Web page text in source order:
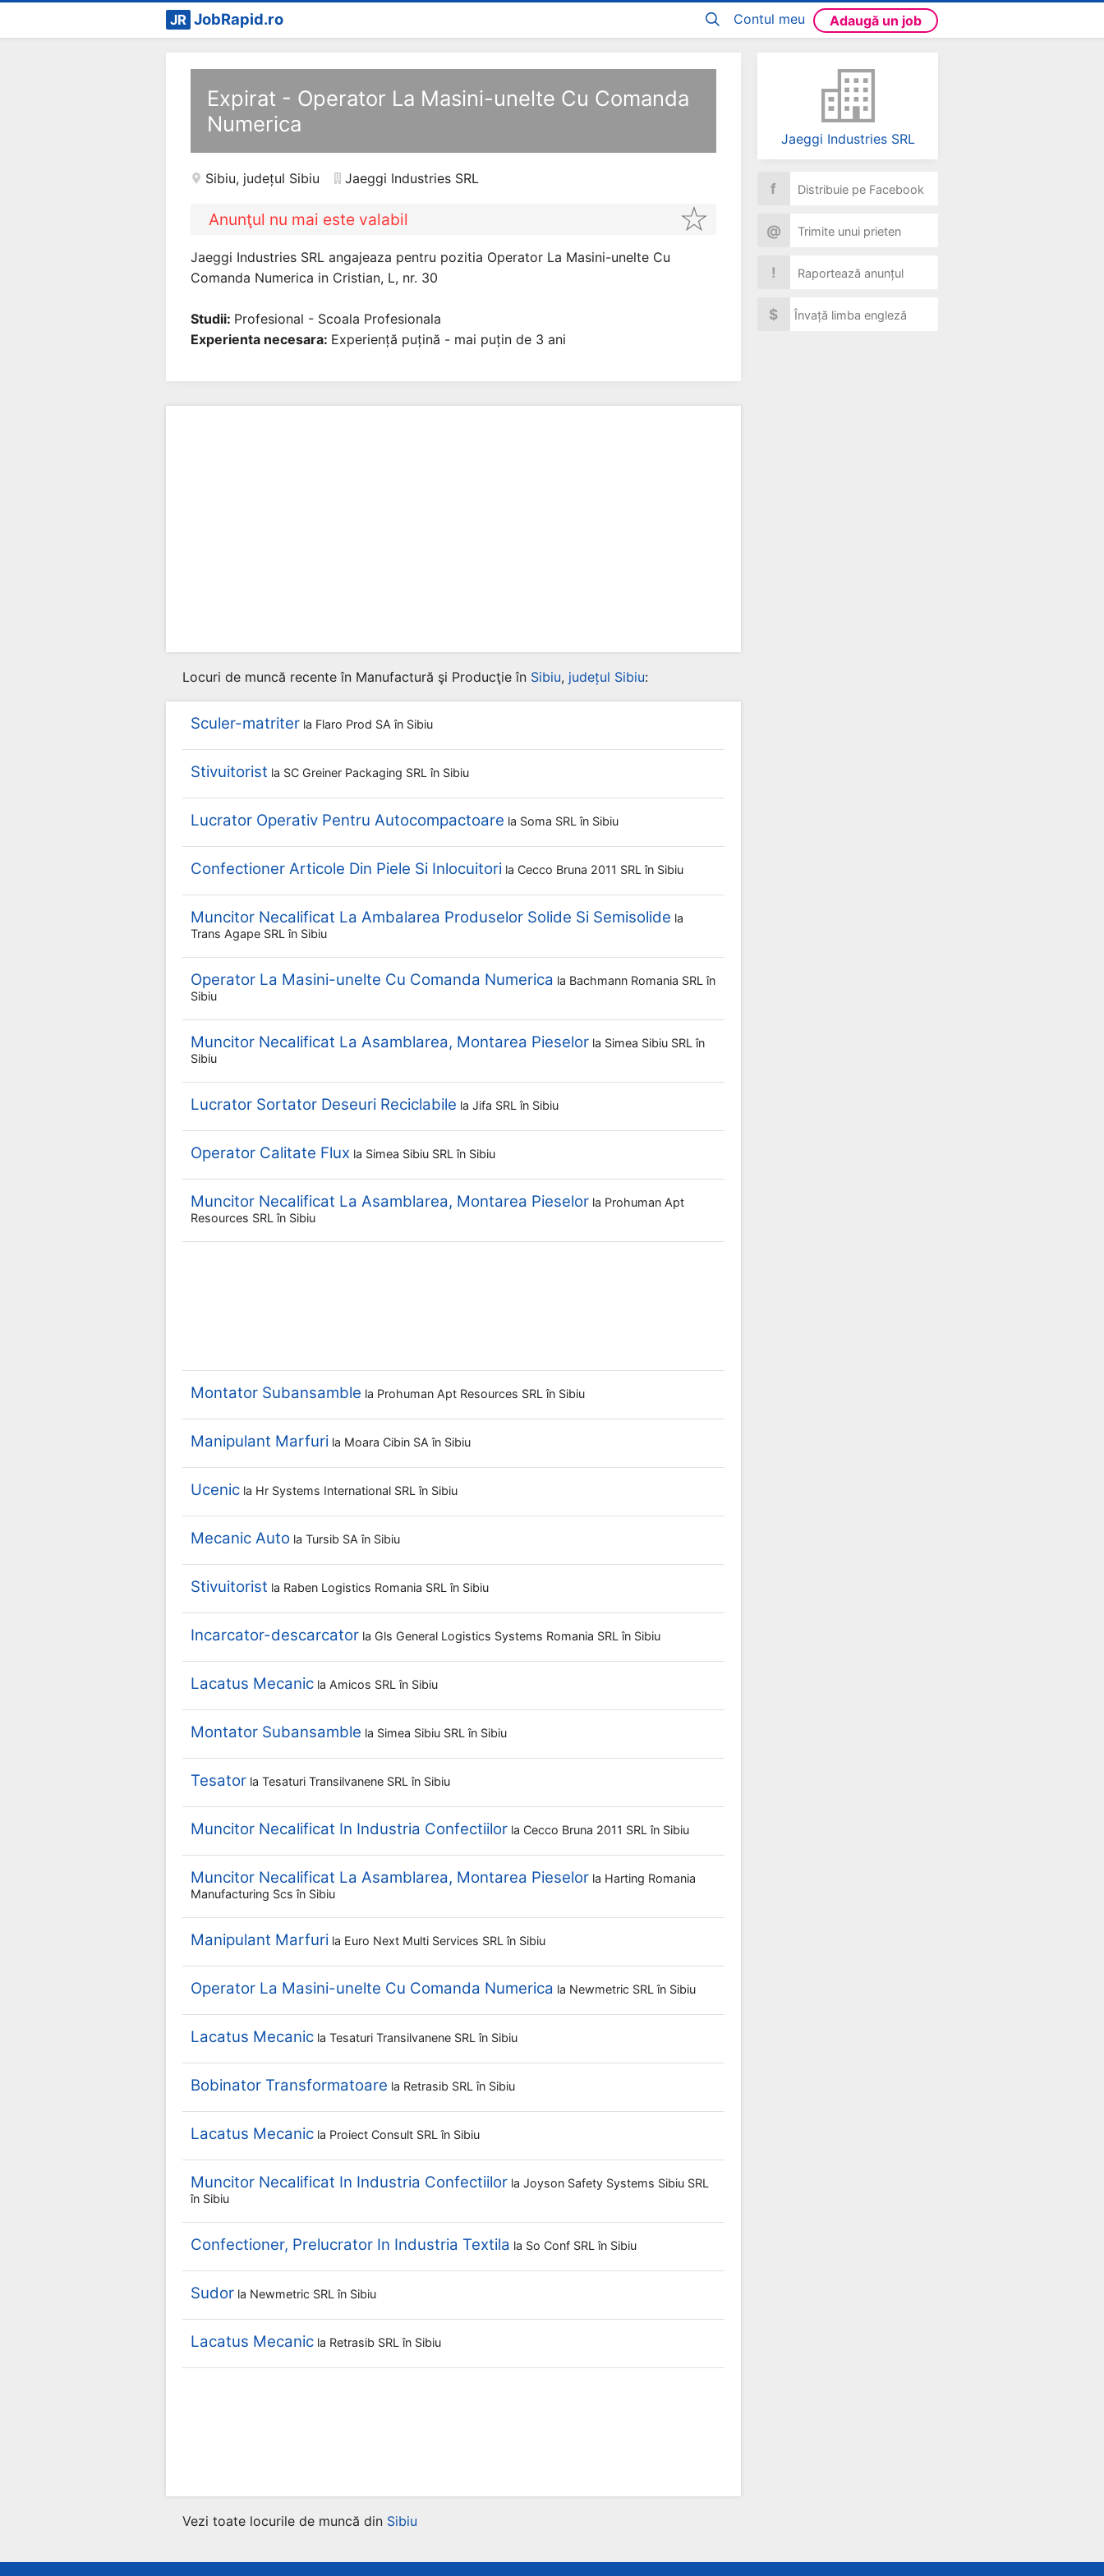
Contul meu Adaugă un job
JR JobRapid.ro
Expirat - Operator La Masini-unelte Cu Comanda
Numerica
Sibiu, județul Sibiu Jaeggi Industries SRL
Anunţul nu mai este valabil
Jaeggi Industries SRL angajeaza pentru pozitia Operator La Masini-unelte Cu
Comanda Numerica in Cristian, L, nr. 30
Studii: Profesional - Scoala Profesionala
Experienta necesara: Experiență puțină - mai puțin de 3 ani
Jaeggi Industries SRL
f Distribuie pe Facebook
@ Trimite unui prieten
! Raportează anunțul
$ Învață limba engleză
Locuri de muncă recente în Manufactură şi Producţie în Sibiu, județul Sibiu:
Sculer-matriter la Flaro Prod SA în Sibiu
Stivuitorist la SC Greiner Packaging SRL în Sibiu
Lucrator Operativ Pentru Autocompactoare la Soma SRL în Sibiu
Confectioner Articole Din Piele Si Inlocuitori la Cecco Bruna 2011 SRL în Sibiu
Muncitor Necalificat La Ambalarea Produselor Solide Si Semisolide la
Trans Agape SRL în Sibiu
Operator La Masini-unelte Cu Comanda Numerica la Bachmann Romania SRL în
Sibiu
Muncitor Necalificat La Asamblarea, Montarea Pieselor la Simea Sibiu SRL în
Sibiu
Lucrator Sortator Deseuri Reciclabile la Jifa SRL în Sibiu
Operator Calitate Flux la Simea Sibiu SRL în Sibiu
Muncitor Necalificat La Asamblarea, Montarea Pieselor la Prohuman Apt
Resources SRL în Sibiu
Montator Subansamble la Prohuman Apt Resources SRL în Sibiu
Manipulant Marfuri la Moara Cibin SA în Sibiu
Ucenic la Hr Systems International SRL în Sibiu
Mecanic Auto la Tursib SA în Sibiu
Stivuitorist la Raben Logistics Romania SRL în Sibiu
Incarcator-descarcator la Gls General Logistics Systems Romania SRL în Sibiu
Lacatus Mecanic la Amicos SRL în Sibiu
Montator Subansamble la Simea Sibiu SRL în Sibiu
Tesator la Tesaturi Transilvanene SRL în Sibiu
Muncitor Necalificat In Industria Confectiilor la Cecco Bruna 2011 SRL în Sibiu
Muncitor Necalificat La Asamblarea, Montarea Pieselor la Harting Romania
Manufacturing Scs în Sibiu
Manipulant Marfuri la Euro Next Multi Services SRL în Sibiu
Operator La Masini-unelte Cu Comanda Numerica la Newmetric SRL în Sibiu
Lacatus Mecanic la Tesaturi Transilvanene SRL în Sibiu
Bobinator Transformatoare la Retrasib SRL în Sibiu
Lacatus Mecanic la Proiect Consult SRL în Sibiu
Muncitor Necalificat In Industria Confectiilor la Joyson Safety Systems Sibiu SRL
în Sibiu
Confectioner, Prelucrator In Industria Textila la So Conf SRL în Sibiu
Sudor la Newmetric SRL în Sibiu
Lacatus Mecanic la Retrasib SRL în Sibiu
Vezi toate locurile de muncă din Sibiu